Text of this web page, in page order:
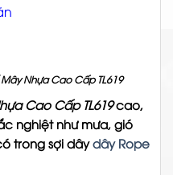
Nhựa Cao Cấp TL619
Cao Cấp TL619cao,
nghiệt như mưa, gió
trong sợi dâydây Rope